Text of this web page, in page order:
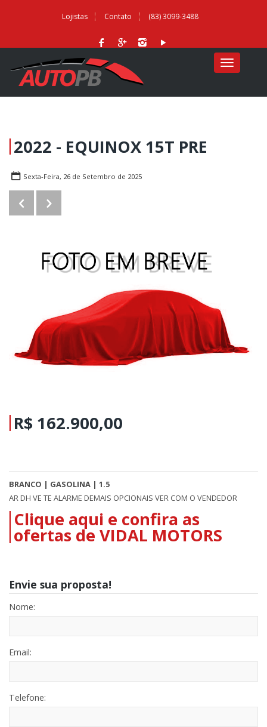
Lojistas Contato (83) 3099-3488
MENU
2022 - EQUINOX 15T PRE
Sexta-Feira, 26 de Setembro de 2025
R$ 162.900,00
BRANCO | GASOLINA | 1.5
AR DH VE TE ALARME DEMAIS OPCIONAIS VER COM O VENDEDOR
Clique aqui e confira as
ofertas de VIDAL MOTORS
Envie sua proposta!
Nome:
Email:
Telefone: